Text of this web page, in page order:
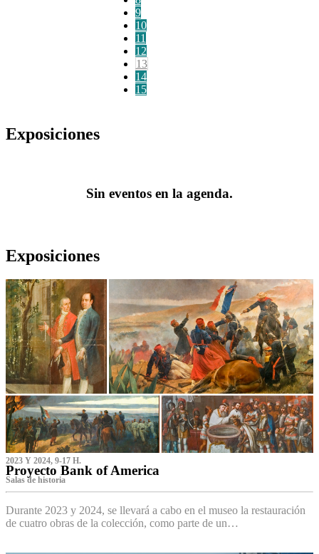
9
10
11
12
13
14
15
Exposiciones
Sin eventos en la agenda.
Exposiciones
2023 Y 2024, 9-17 H.
Proyecto Bank of America
S‌alas de historia
Durante 2023 y 2024, se llevará a cabo en el museo la restauración
de cuatro obras de la colección, como parte de un…